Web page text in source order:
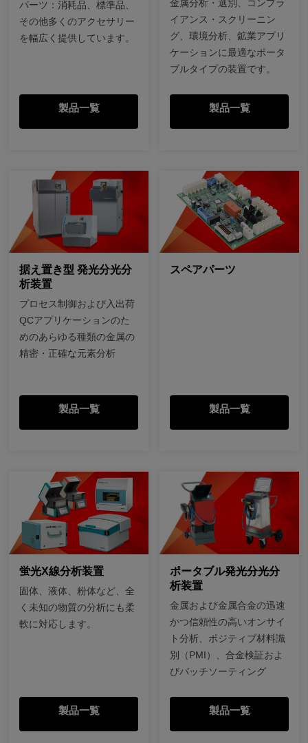
パーツ：消耗品、標準品、
その他多くのアクセサリー
を幅広く提供しています。
製品一覧
金属分析・選別、コンプラ
イアンス・スクリーニン
グ、環境分析、鉱業アプリ
ケーションに最適なポータ
ブルタイプの装置です。
製品一覧
据え置き型 発光分光分
析装置
プロセス制御および入出荷
QCアプリケーションのた
めのあらゆる種類の金属の
精密・正確な元素分析
製品一覧
スペアパーツ
製品一覧
蛍光X線分析装置
固体、液体、粉体など、全
く未知の物質の分析にも柔
軟に対応します。
製品一覧
ポータブル発光分光分
析装置
金属および金属合金の迅速
かつ信頼性の高いオンサイ
ト分析、ポジティブ材料識
別（PMI）、合金検証およ
びバッチソーティング
製品一覧